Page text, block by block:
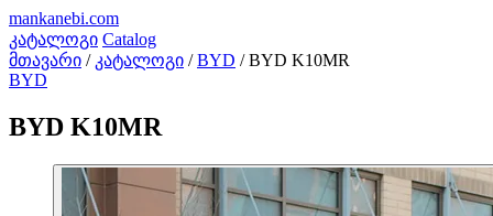
mankanebi.com
კატალოგი Catalog
მთავარი / კატალოგი / BYD / BYD K10MR
BYD
BYD K10MR